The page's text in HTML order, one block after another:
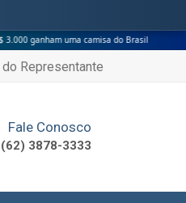
uma camisa do Brasil
do Representante
Fale Conosco
(62) 3878-3333